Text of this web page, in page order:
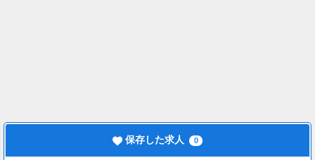
保存した求人 0